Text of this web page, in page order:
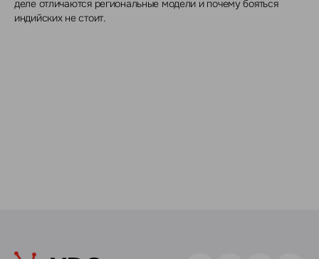
деле отличаются региональные модели и почему бояться
индийских не стоит.